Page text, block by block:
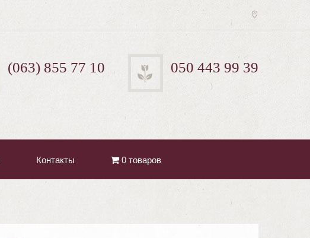
(063) 855 77 10 050 443 99 39
Контакты 0 товаров